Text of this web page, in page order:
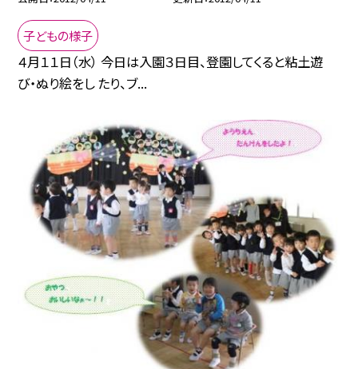
子どもの様子
４月１１日（水） 今日は入園３日目、登園してくると粘土遊
び・ぬり絵をし たり、ブ...